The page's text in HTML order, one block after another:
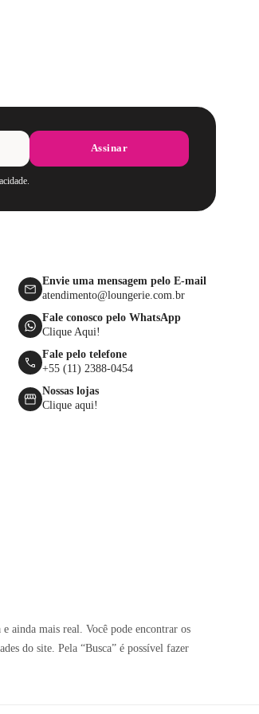
Assinar
Envie uma mensagem pelo E-mail
atendimento@loungerie.com.br
Fale conosco pelo WhatsApp
Clique Aqui!
Fale pelo telefone
+55 (11) 2388-0454
Nossas lojas
Clique aqui!
ainda mais real. Você pode encontrar os
do site. Pela “Busca” é possível fazer